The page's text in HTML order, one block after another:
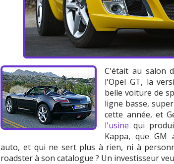
C'était au salon
l'Opel GT, la
belle voiture de
ligne basse,
cette année, et
l'usine qui
Kappa, que GM
auto, et qui ne sert plus à rien, ni à
roadster à son catalogue ? Un investisseur